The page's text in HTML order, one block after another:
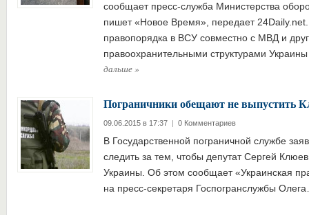
сообщает пресс-служба Министерства
пишет «Новое Время», передает
правопорядка в ВСУ совместно с МВД и
правоохранительными структурами
дальше»
Пограничники обещают не выпустить
09.06.2015 в 17:37 | 0 Комментариев
В Государственной пограничной службе
следить за тем, чтобы депутат Сергей
Украины. Об этом сообщает «Украинская
на пресс-секретаря Госпогранслужбы